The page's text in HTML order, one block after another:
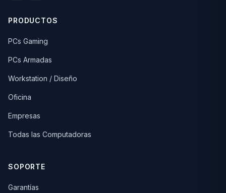
PRODUCTOS
PCs Gaming
PCs Armadas
Workstation / Diseño
Oficina
Empresas
Todas las Computadoras
SOPORTE
Garantías